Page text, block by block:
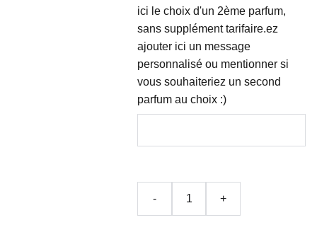
ici le choix d'un 2ème parfum,
sans supplément tarifaire.ez
ajouter ici un message
personnalisé ou mentionner si
vous souhaiteriez un second
parfum au choix :)
- +